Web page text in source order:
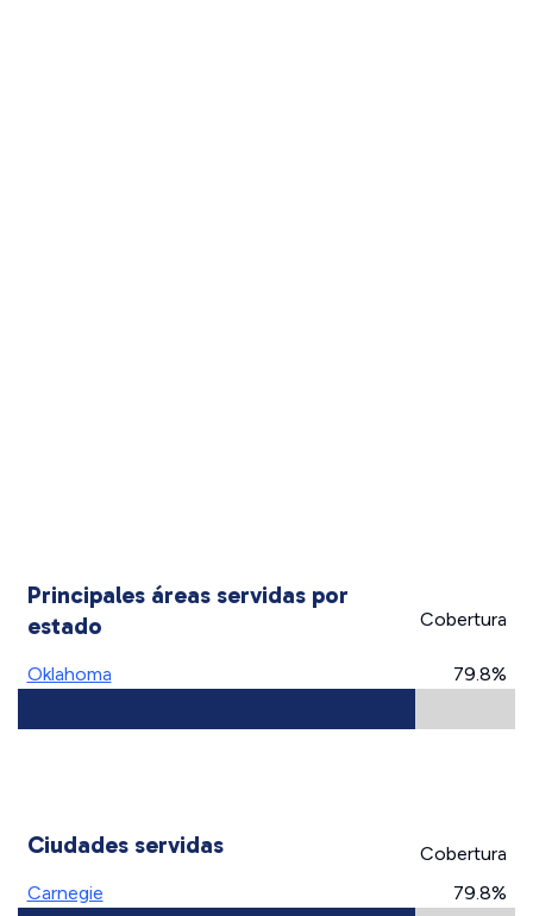
Principales áreas servidas por
estado
Cobertura
Oklahoma 79.8%
Ciudades servidas
Cobertura
Carnegie
79.8%